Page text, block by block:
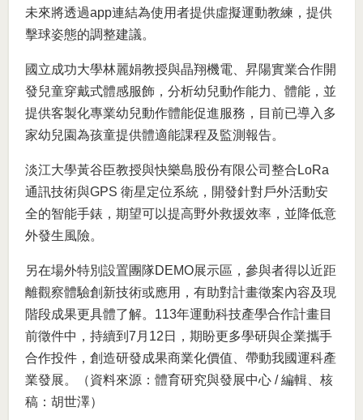
未來將透過app連結為使用者提供虛擬運動教練，提供
擊球姿態的調整建議。
國立成功大學林麗娟教授與晶翔機電、昇陽實業合作開
發兒童穿戴式體感服飾，分析幼兒動作能力、體能，並
提供客製化專業幼兒動作體能促進服務，目前已導入多
家幼兒園為孩童提供體適能課程及監測報告。
淡江大學黃谷臣教授與快樂島股份有限公司整合LoRa
通訊技術與GPS 衛星定位系統，開發針對戶外活動安
全的智能手錶，期望可以提高野外救援效率，並降低意
外發生風險。
另在場外特別設置團隊DEMO展示區，參與者得以近距
離觀察體驗創新技術或應用，有助對計畫徵案內容及現
階段成果更具體了解。113年運動科技產學合作計畫目
前徵件中，持續到7月12日，期盼更多學研與企業攜手
合作投件，創造研發成果商業化價值、帶動我國運科產
業發展。（資料來源：體育研究與發展中心 / 編輯、核
稿：胡世澤）